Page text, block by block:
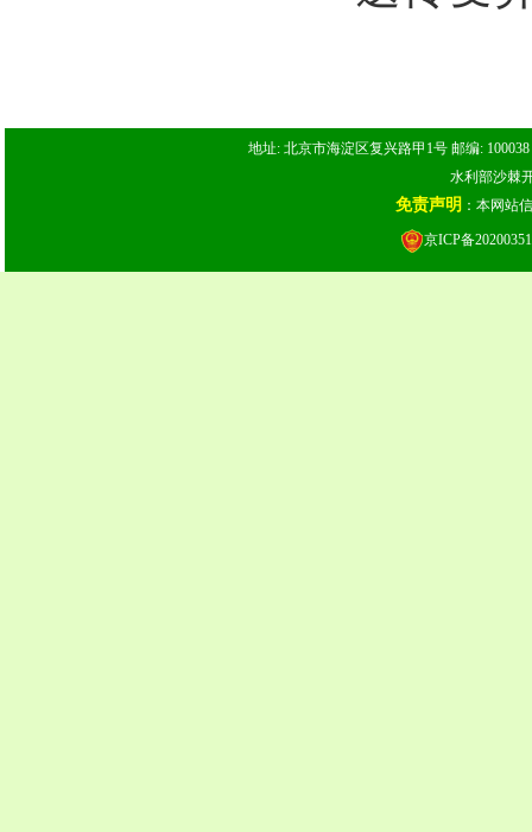
地址: 北京市海淀区复兴路甲1号 邮编:
水利部沙棘
免责声明 ：本网站
京ICP备